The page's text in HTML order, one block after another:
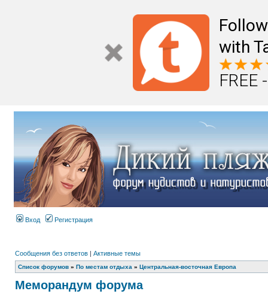
with
FREE
Вход Регистрация
Сообщения без ответов | Активные темы
Список форумов » По местам отдыха » Центральная-восточная Европа
Меморандум форума